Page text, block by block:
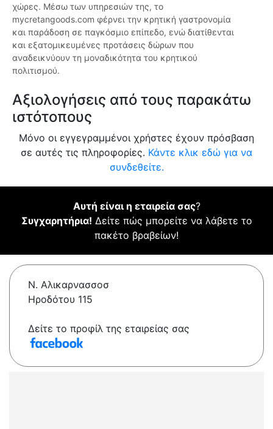
χώρες. Μέσω των υπηρεσιών της, το
mycretangoods.com φέρνει την κρητική γαστρονομία
και παράδοση σε παγκόσμιο επίπεδο, ενώ διατίθενται
και εξατομικευμένες προτάσεις δώρων που
αναδεικνύουν τη μοναδικότητα του κρητικού
πολιτισμού.
Αξιολογήσεις από τους παρακάτω
ιστότοπους
Μόνο οι εγγεγραμμένοι χρήστες έχουν πρόσβαση
σε αυτές τις πληροφορίες. Κάντε κλικ εδώ για να
συνδεθείτε.
Αυτή είναι η εταιρεία σας?
Συγχαρητήρια! Δείτε πώς μπορείτε να λάβετε το
πακέτο βραβείων!
Ν. Αλικαρνασσοσ
Ηροδότου 115
Δείτε το προφίλ της εταιρείας σας